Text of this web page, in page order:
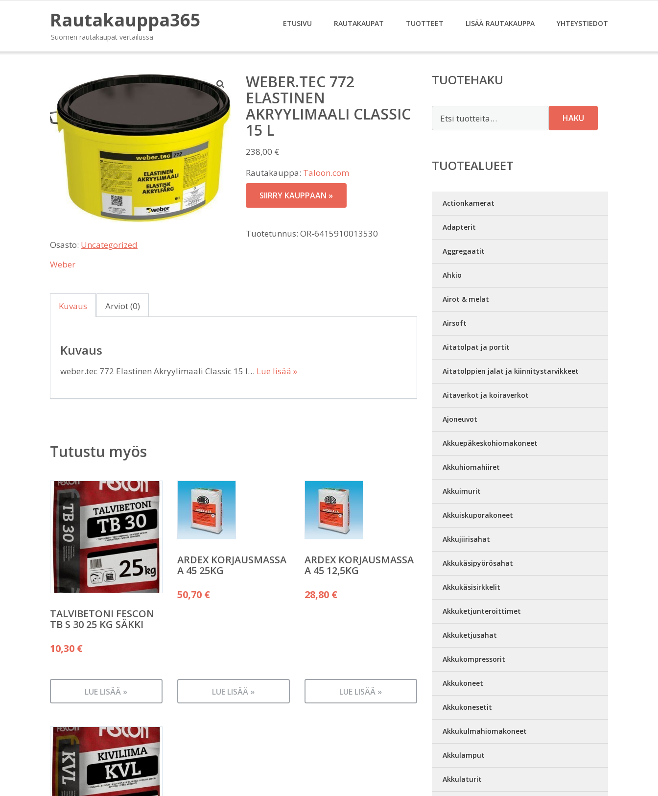
Rautakauppa365
Suomen rautakaupat vertailussa
ETUSIVU RAUTAKAUPAT TUOTTEET LISÄÄ RAUTAKAUPPA YHTEYSTIEDOT
WEBER.TEC 772
ELASTINEN
AKRYYLIMAALI CLASSIC
15 L
238,00 €
Rautakauppa: Taloon.com
SIIRRY KAUPPAAN »
Tuotetunnus: OR-6415910013530
Osasto: Uncategorized
Weber
Kuvaus Arviot (0)
Kuvaus
weber.tec 772 Elastinen Akryylimaali Classic 15 l… Lue lisää »
Tutustu myös
TALVIBETONI FESCON
TB S 30 25 KG SÄKKI
10,30 €
LUE LISÄÄ »
ARDEX KORJAUSMASSA
A 45 25KG
50,70 €
LUE LISÄÄ »
ARDEX KORJAUSMASSA
A 45 12,5KG
28,80 €
LUE LISÄÄ »
TUOTEHAKU
HAKU
TUOTEALUEET
Actionkamerat
Adapterit
Aggregaatit
Ahkio
Airot & melat
Airsoft
Aitatolpat ja portit
Aitatolppien jalat ja kiinnitystarvikkeet
Aitaverkot ja koiraverkot
Ajoneuvot
Akkuepäkeskohiomakoneet
Akkuhiomahiiret
Akkuimurit
Akkuiskuporakoneet
Akkujiirisahat
Akkukäsipyörösahat
Akkukäsisirkkelit
Akkuketjunteroittimet
Akkuketjusahat
Akkukompressorit
Akkukoneet
Akkukonesetit
Akkukulmahiomakoneet
Akkulamput
Akkulaturit